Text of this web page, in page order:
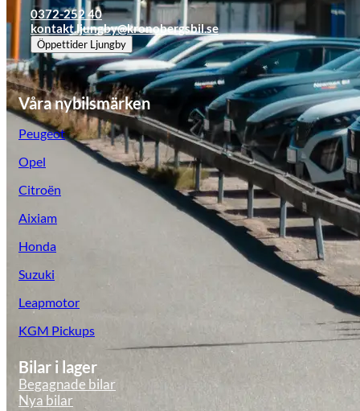
Leapmotor
Tillbehör & reservdelar
0372-252 40
kontakt.ljungby@kronobergsbil.se
Öppettider Ljungby
Våra nybilsmärken
Peugeot
Opel
Citroën
Aixiam
Honda
Suzuki
Leapmotor
KGM Pickups
Bilar i lager
Begagnade bilar
Nya bilar